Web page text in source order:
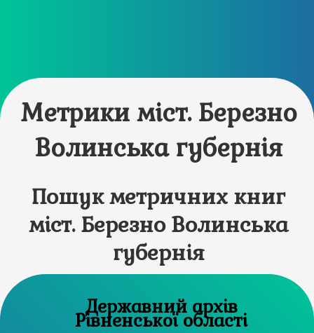
Метрики міст. Березно
Волинська губернія
Пошук метричних книг
міст. Березно Волинська
губернія
Державний архів
Рівненської області